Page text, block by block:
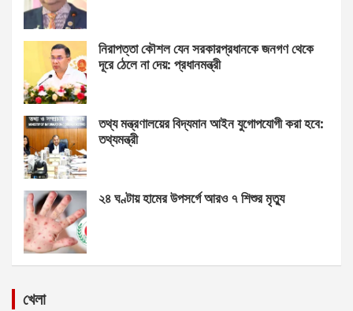
নিরাপত্তা কৌশল যেন সরকারপ্রধানকে জনগণ থেকে
দূরে ঠেলে না দেয়: প্রধানমন্ত্রী
তথ্য মন্ত্রণালয়ের বিদ্যমান আইন যুগোপযোগী করা হবে:
তথ্যমন্ত্রী
২৪ ঘণ্টায় হামের উপসর্গে আরও ৭ শিশুর মৃত্যু
খেলা